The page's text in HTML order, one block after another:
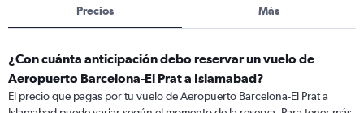
Precios Más
¿Con cuánta anticipación debo reservar un vuelo de
Aeropuerto Barcelona-El Prat a Islamabad?
El precio que pagas por tu vuelo de Aeropuerto Barcelona-El Prat a